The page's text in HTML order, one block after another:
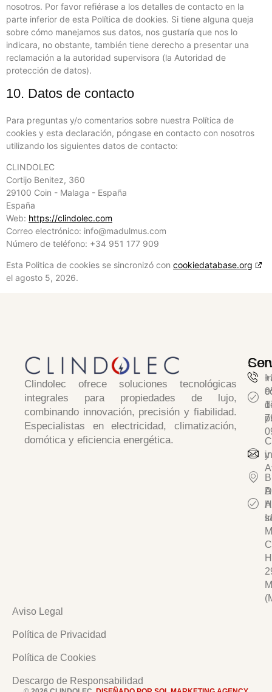
nosotros. Por favor refiérase a los detalles de contacto en la
parte inferior de esta Política de dookies. Si tiene alguna queja
sobre cómo manejamos sus datos, nos gustaría que nos lo
indicara, no obstante, también tiene derecho a presentar una
reclamación a la autoridad supervisora (la Autoridad de
protección de datos).
10. Datos de contacto
Para preguntas y/o comentarios sobre nuestra Política de
cookies y esta declaración, póngase en contacto con nosotros
utilizando los siguientes datos de contacto:
CLINDOLEC
Cortijo Benitez, 360
29100 Coin - Malaga - España
España
Web: https://clindolec.com
Correo electrónico: info@madulmus.com
Número de teléfono: +34 951 177 909
Esta Politica de cookies se sincronizó con cookiedatabase.org
el agosto 5, 2026.
Clindolec ofrece soluciones tecnológicas
integrales para propiedades de lujo,
combinando innovación, precisión y fiabilidad.
Especialistas enelectricidad, climatización,
domótica y eficiencia energética.
y
Aviso Legal
Política de Privacidad
Política de Cookies
Descargo de Responsabilidad